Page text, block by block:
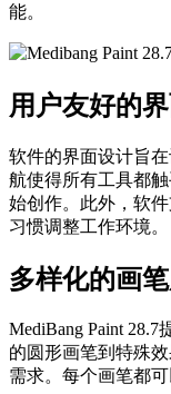
能。
用户友好的
软件的界面设计旨在
航使得所有工具都触手
始创作。此外
习惯调整工作环境。
多样化的画
MediBang Paint 28.7
的圆形画笔到特殊效
需求。每个画笔都